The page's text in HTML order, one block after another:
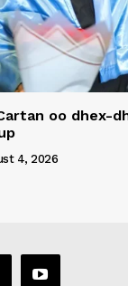
oo dhex-
4, 2026